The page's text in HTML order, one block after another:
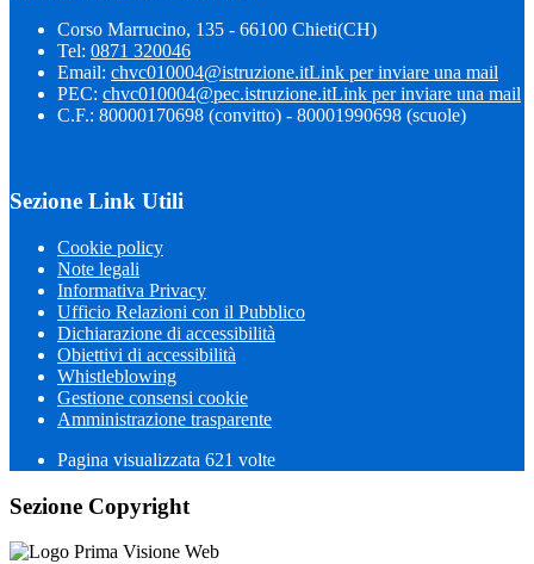
Corso Marrucino, 135 - 66100 Chieti(CH)
Tel: 0871 320046
Email: chvc010004@istruzione.itLink per inviare una mail
PEC: chvc010004@pec.istruzione.itLink per inviare una mail
C.F.: 80000170698 (convitto) - 80001990698 (scuole)
Sezione Link Utili
Cookie policy
Note legali
Informativa Privacy
Ufficio Relazioni con il Pubblico
Dichiarazione di accessibilità
Obiettivi di accessibilità
Whistleblowing
Gestione consensi cookie
Amministrazione trasparente
Pagina visualizzata 621 volte
Sezione Copyright